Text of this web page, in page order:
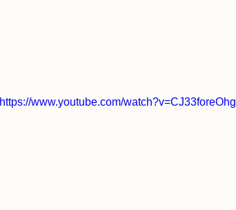
https://www.youtube.com/watch?v=CJ33foreOhg